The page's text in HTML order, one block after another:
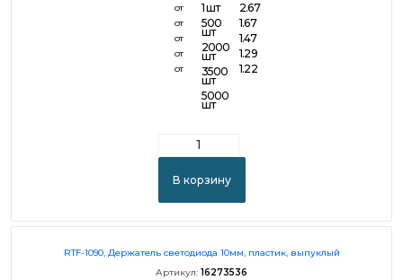
от
от
от
от
от
1 шт
500
шт
2000
шт
3500
шт
5000
шт
2.67
1.67
1.47
1.29
1.22
В корзину
RTF-1090, Держатель светодиода 10мм, пластик, выпуклый
Артикул: 16273536